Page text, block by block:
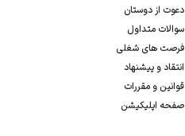
دعوت از دوستان
سوالات متداول
فرصت های شغلی
انتقاد و پیشنهاد
قوانین و مقررات
صفحه اپلیکیشن